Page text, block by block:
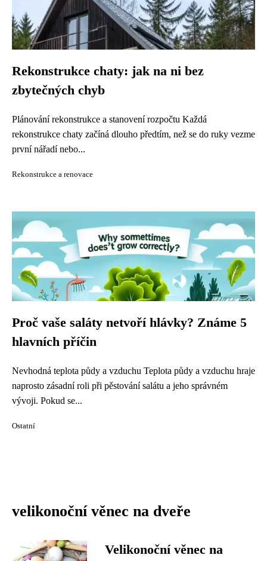
Rekonstrukce chaty: jak na ni bez
zbytečných chyb
Plánování rekonstrukce a stanovení rozpočtu Každá
rekonstrukce chaty začíná dlouho předtím, než se do ruky vezme
první nářadí nebo...
Rekonstrukce a renovace
Proč vaše saláty netvoří hlávky? Známe 5
hlavních příčin
Nevhodná teplota půdy a vzduchu Teplota půdy a vzduchu hraje
naprosto zásadní roli při pěstování salátu a jeho správném
vývoji. Pokud se...
Ostatní
velikonoční věnec na dveře
Velikonoční věnec na